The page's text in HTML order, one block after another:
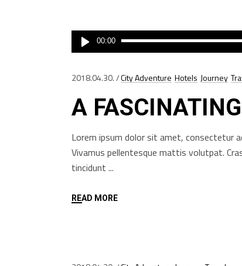
Audió
lejátszó
00:00
2018.04.30. City Adventure Hotels Journey
A
Lorem ipsum dolor sit amet, consectetur
Vivamus pellentesque mattis volutpat.
tincidunt
READ MORE